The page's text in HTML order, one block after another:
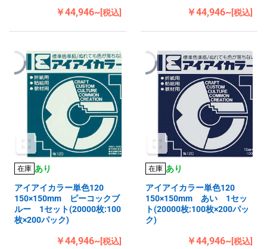
￥44,946~[税込] ￥44,946~[税込]
在庫 あり
アイアイカラー単色120
150×150mm ピーコックブ
ルー 1セット(20000枚:100
枚×200パック)
￥44,946~[税込]
在庫 あり
アイアイカラー単色120
150×150mm あい 1セッ
ト(20000枚:100枚×200パッ
ク)
￥44,946~[税込]